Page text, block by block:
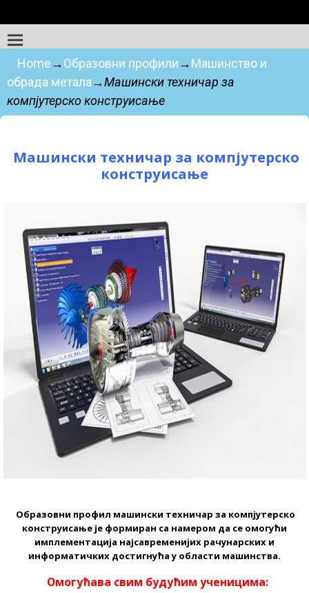
Home→Образовни профили→Машинство и
обрада метала→Машински техничар за
компјутерско конструисање
Машински техничар за компјутерско
конструисање
Образовни профил машински техничар за компјутерско
конструисање је формиран са намером да се омогући
имплементација најсавременијих рачунарских и
информатичких достигнућа у области машинства.
Омогућава свим будућим ученицима: